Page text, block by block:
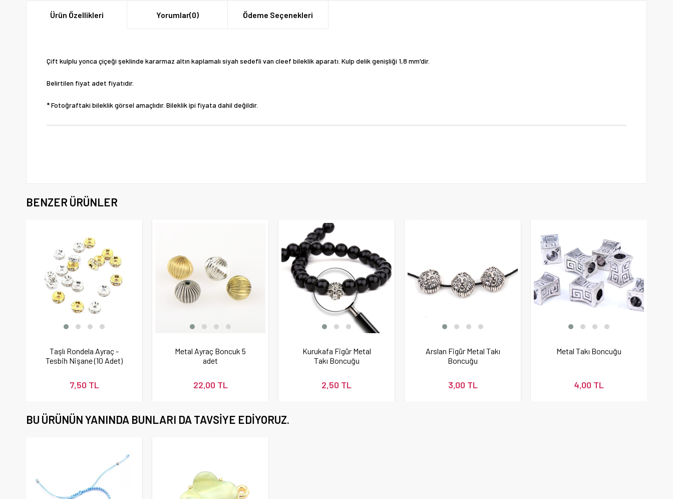
Ürün Özellikleri Yorumlar(0) Ödeme Seçenekleri
Çift kulplu yonca çiçeği şeklinde kararmaz altın kaplamalı siyah sedefli van cleef bileklik aparatı. Kulp delik genişliği 1,8 mm'dir.
Belirtilen fiyat adet fiyatıdır.
* Fotoğraftaki bileklik görsel amaçlıdır. Bileklik ipi fiyata dahil değildir.
BENZER ÜRÜNLER
Taşlı Rondela Ayraç -
Tesbih Nişane (10 Adet)
7,50 TL
Metal Ayraç Boncuk 5
adet
22,00 TL
Kurukafa Figür Metal
Takı Boncuğu
2,50 TL
Arslan Figür Metal Takı
Boncuğu
3,00 TL
Metal Takı Boncuğu
4,00 TL
BU ÜRÜNÜN YANINDA BUNLARI DA TAVSIYE EDIYORUZ.